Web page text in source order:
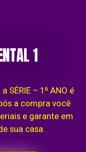
1
SÉRIE – 1º ANO é
a compra você
e garante em
sua casa.